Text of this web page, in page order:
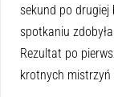
sekund po
spotkaniu
Rezultat po
krotnych mistrzyń